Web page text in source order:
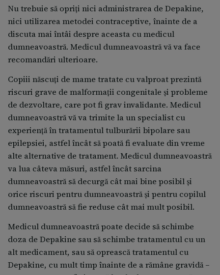
Nu trebuie să opriţi nici administrarea de Depakine,
nici utilizarea metodei contraceptive, înainte de a
discuta mai întâi despre aceasta cu medicul
dumneavoastră. Medicul dumneavoastră vă va face
recomandări ulterioare.
Copiii născuţi de mame tratate cu valproat prezintă
riscuri grave de malformaţii congenitale şi probleme
de dezvoltare, care pot fi grav invalidante. Medicul
dumneavoastră vă va trimite la un specialist cu
experiență în tratamentul tulburării bipolare sau
epilepsiei, astfel încât să poată fi evaluate din vreme
alte alternative de tratament. Medicul dumneavoastră
va lua câteva măsuri, astfel încât sarcina
dumneavoastră să decurgă cât mai bine posibil și
orice riscuri pentru dumneavoastră și pentru copilul
dumneavoastră să fie reduse cât mai mult posibil.
Medicul dumneavoastră poate decide să schimbe
doza de Depakine sau să schimbe tratamentul cu un
alt medicament, sau să oprească tratamentul cu
Depakine, cu mult timp înainte de a rămâne gravidă –